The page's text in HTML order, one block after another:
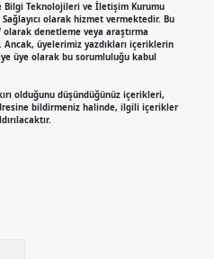
Bilgi Teknolojileri ve İletişim Kurumu
olarak hizmet vermektedir. Bu
denetleme veya araştırma
üyelerimiz yazdıkları içeriklerin
üye olarak bu sorumluluğu kabul
olduğunu düşündüğünüz içerikleri,
bildirmeniz halinde, ilgili içerikler